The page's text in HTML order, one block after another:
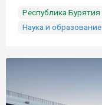
Республика Бурятия
Наука и образование